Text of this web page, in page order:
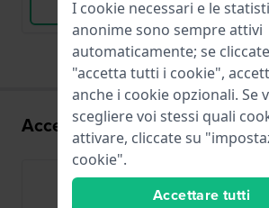
Vedi i prodotti
Accessori per il movimento
I cookie necessari e le
anonime sono sempre attivi
automaticamente; se
"accetta tutti i cookie",
anche i cookie opzionali. Se
scegliere voi stessi quali
attivare, cliccate su
cookie".
Accettare tutti